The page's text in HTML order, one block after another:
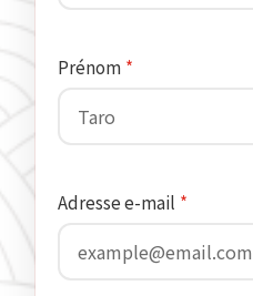
Prénom *
Adresse e-mail *